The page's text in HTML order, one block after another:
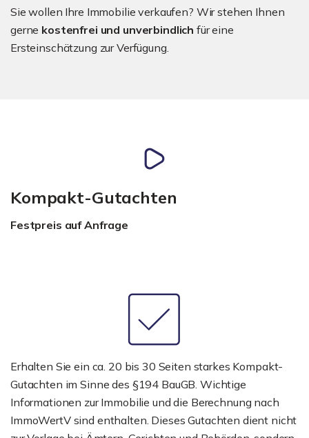
Sie wollen Ihre Immobilie verkaufen? Wir stehen Ihnen
gerne kostenfrei und unverbindlich für eine
Ersteinschätzung zur Verfügung.
Kompakt-Gutachten
Festpreis auf Anfrage
Erhalten Sie ein ca. 20 bis 30 Seiten starkes Kompakt-
Gutachten im Sinne des §194 BauGB. Wichtige
Informationen zur Immobilie und die Berechnung nach
ImmoWertV sind enthalten. Dieses Gutachten dient nicht